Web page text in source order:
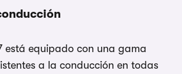
está equipado con una gama
a la conducción en todas